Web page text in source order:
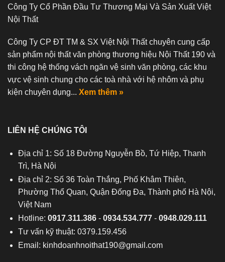
Công Ty Cổ Phần Đầu Tư Thương Mại Và Sản Xuất Việt
Nội Thất
Công Ty CP ĐT TM & SX Việt Nội Thất chuyên cung cấp
sản phẩm nội thất văn phòng thương hiệu Nội Thất 190 và
thi công hệ thống vách ngăn vệ sinh văn phòng, các khu
vực vệ sinh chung cho các toà nhà với hệ nhôm và phụ
kiện chuyên dụng... Xem thêm »
LIÊN HỆ CHÚNG TÔI
Địa chỉ 1: Số 18 Đường Nguyễn Bồ, Tứ Hiệp, Thanh
Trì, Hà Nội
Địa chỉ 2: Số 36 Toàn Thắng, Phố Khâm Thiên,
Phường Thổ Quan, Quận Đống Đa, Thành phố Hà Nội,
Việt Nam
Hotline: 0917.311.386- 0934.534.777- 0948.029.111
Tư vấn kỹ thuật: 0379.159.456
Email: kinhdoanhnoithat190@gmail.com